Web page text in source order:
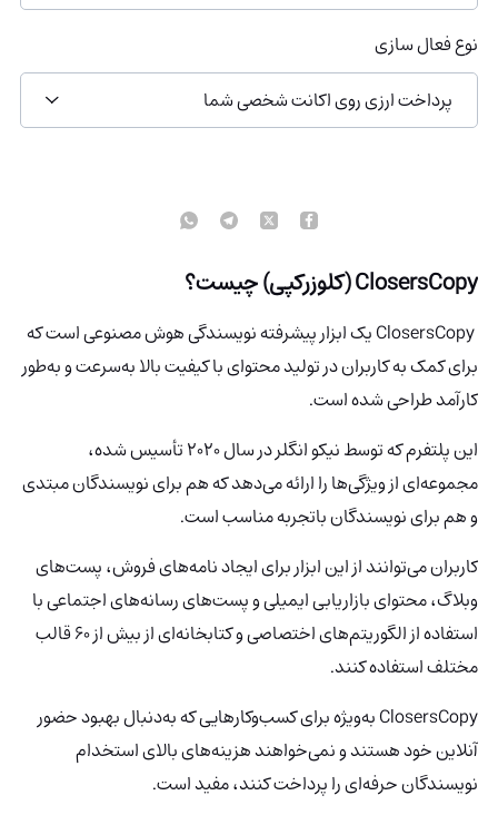
نوع فعال سازی
پرداخت ارزی روی اکانت شخصی شما
ClosersCopy(کلوزرکپی) چیست؟
ClosersCopy یک ابزار پیشرفته نویسندگی هوش مصنوعی است که
برای کمک به کاربران در تولید محتوای با کیفیت بالا به‌سرعت و به‌طور
کارآمد طراحی شده است.
این پلتفرم که توسط نیکو انگلر در سال 2020 تأسیس شده،
مجموعه‌ای از ویژگی‌ها را ارائه می‌دهد که هم برای نویسندگان مبتدی
و هم برای نویسندگان باتجربه مناسب است.
کاربران می‌توانند از این ابزار برای ایجاد نامه‌های فروش، پست‌های
وبلاگ، محتوای بازاریابی ایمیلی و پست‌های رسانه‌های اجتماعی با
استفاده از الگوریتم‌های اختصاصی و کتابخانه‌ای از بیش از 60 قالب
مختلف استفاده کنند.
ClosersCopy به‌ویژه برای کسب‌وکارهایی که به‌دنبال بهبود حضور
آنلاین خود هستند و نمی‌خواهند هزینه‌های بالای استخدام
نویسندگان حرفه‌ای را پرداخت کنند، مفید است.